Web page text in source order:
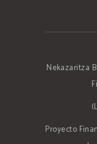
Nekazaritza
Proyecto